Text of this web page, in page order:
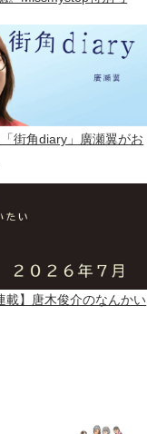
街角diary」廣瀬翼がお
載】唐木俊介のなんかい